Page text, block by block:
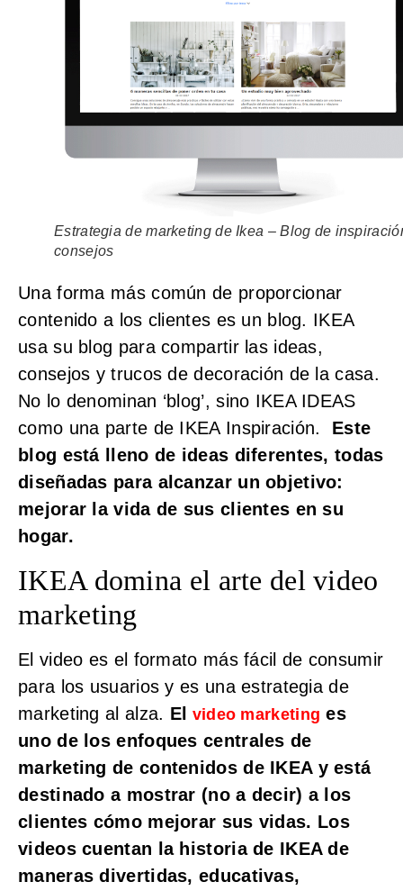
Estrategia de marketing de Ikea – Blog de
consejos
Una forma más común de proporcionar
contenido a los clientes es un blog. IKEA
usa su blog para compartir las ideas,
consejos y trucos de decoración de la casa.
No lo denominan ‘blog’, sino IKEA IDEAS
como una parte de IKEA Inspiración. Este
blog está lleno de ideas diferentes, todas
diseñadas para alcanzar un objetivo:
mejorar la vida de sus clientes en su
hogar.
IKEA domina el arte del video
marketing
El video es el formato más fácil de consumir
para los usuarios y es una estrategia de
marketing al alza. El video marketing es
uno de los enfoques centrales de
marketing de contenidos de IKEA y está
destinado a mostrar (no a decir) a los
clientes cómo mejorar sus vidas. Los
videos cuentan la historia de IKEA de
maneras divertidas, educativas,